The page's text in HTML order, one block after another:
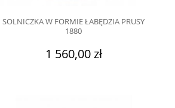
SOLNICZKA W FORMIE ŁABĘDZIA PRUSY
1880
1 560,00 zł